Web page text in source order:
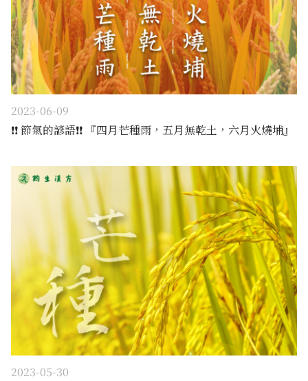
2023-06-09
❗️❗️ 節氣的諺語❗️❗️ 『四月芒種雨，五月無乾土，六月火燒埔』
2023-05-30